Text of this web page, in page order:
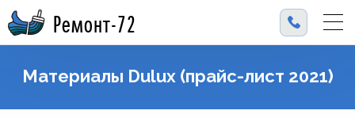
Ремонт-72
Материалы Dulux (прайс-лист 2021)